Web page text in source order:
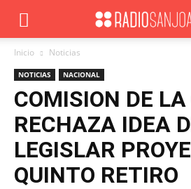
Inicio Noticias
NOTICIAS NACIONAL
COMISION DE
RECHAZA IDEA
LEGISLAR
QUINTO RETIRO